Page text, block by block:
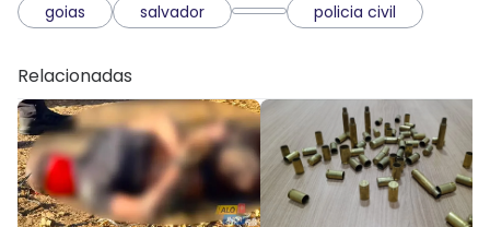
goias salvador policia civil
Relacionadas